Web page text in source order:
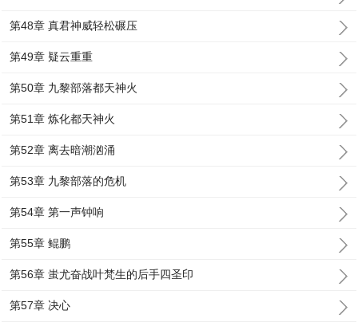
第48章 真君神威轻松碾压
第49章 疑云重重
第50章 九黎部落都天神火
第51章 炼化都天神火
第52章 离去暗潮汹涌
第53章 九黎部落的危机
第54章 第一声钟响
第55章 鲲鹏
第56章 蚩尤奋战叶梵生的后手四圣印
第57章 决心